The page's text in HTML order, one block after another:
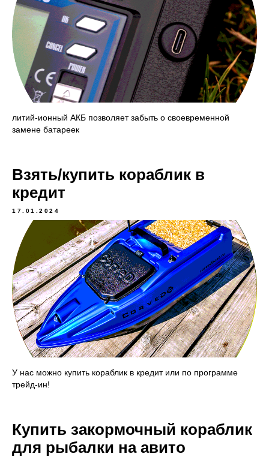
литий-ионный АКБ позволяет забыть о своевременной
замене батареек
Взять/купить кораблик в
кредит
17.01.2024
У нас можно купить кораблик в кредит или по программе
трейд-ин!
Купить закормочный кораблик
для рыбалки на авито